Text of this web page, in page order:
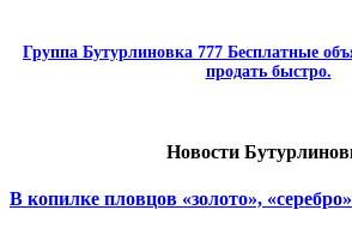
Группа Бутурлиновка 777 Бесплатные
продать быстро.
Новости
В копилке пловцов «золото»,